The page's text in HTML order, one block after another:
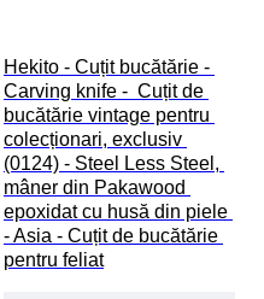
Hekito - Cuțit bucătărie -
Carving knife -  Cuțit de
bucătărie vintage pentru
colecționari, exclusiv
(0124) - Steel Less Steel,
mâner din Pakawood
epoxidat cu husă din piele
- Asia - Cuțit de bucătărie
pentru feliat